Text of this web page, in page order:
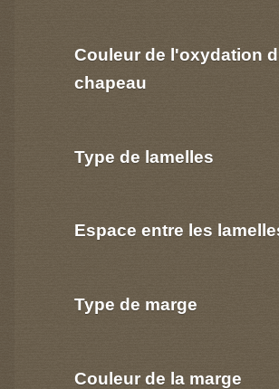
Couleur de l'oxydation
chapeau
Type de lamelles
Espace entre les
Type de marge
Couleur de la marge